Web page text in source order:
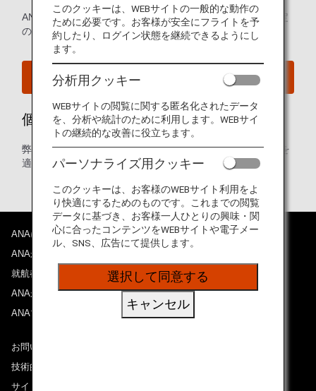
ANAマイレージクラブ会員のお客様は、こちらから配信設定
の変更をお願いいたします。
登録内容の確認・変更
個人情報のお取り扱いについて
弊社 プライバシーポリシー
に従い、お客様の個人情報を
適切にお取り扱いいたします。
ANAについて
ANAからのお知らせ
就航都市
ANAがお約束する体験
ANAマイレージクラブ
お問い合わせ
技術的なお問い合わせ（推奨環境）
サイトマップ
このクッキーは、WEBサイトの一般的な動作の
ために必要です。お客様が安全にフライトを予
約したり、ログイン状態を継続できるようにし
ます。
分析用クッキー
WEBサイトの閲覧に関する匿名化されたデータ
を、分析や統計のために利用します。WEBサイ
トの継続的な改善に役立ちます。
パーソナライズ用クッキー
このクッキーは、お客様のWEBサイト利用をよ
り快適にするためのものです。これまでの閲覧
データに基づき、お客様一人ひとりの興味・関
心に合ったコンテンツをWEBサイトや電子メー
ル、SNS、広告にて提供します。
選択して同意する
キャンセル